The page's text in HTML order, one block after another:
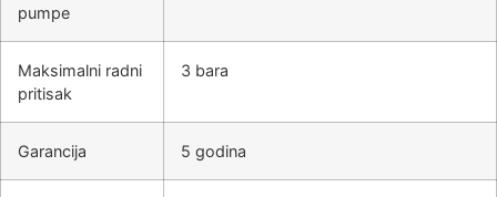
pumpe
Maksimalni radni
pritisak
3 bara
Garancija 5 godina